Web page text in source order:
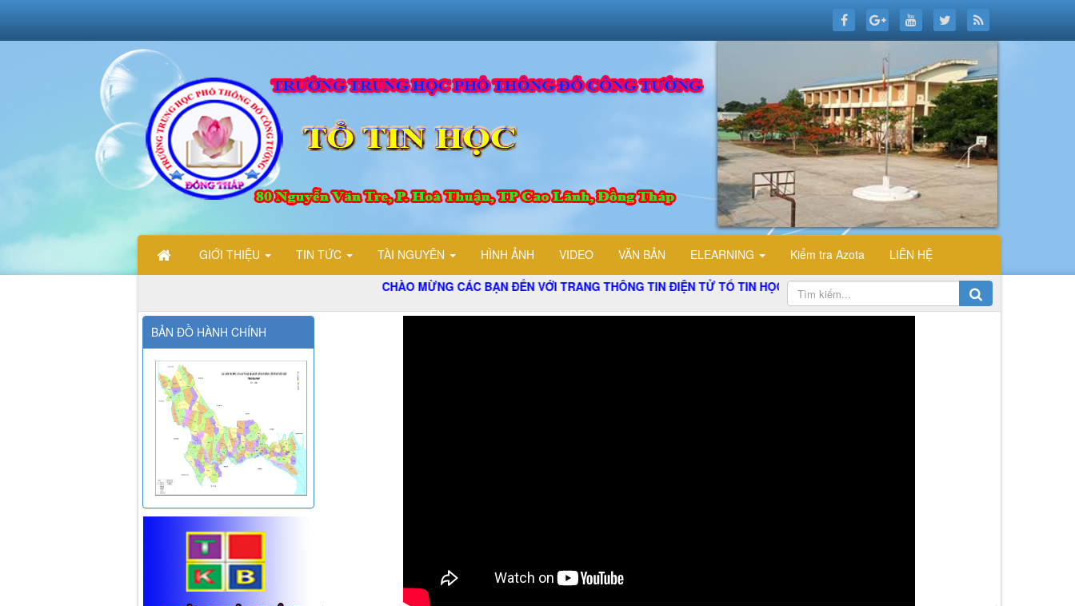
GIỚI THIỆU TIN TỨC TÀI NGUYÊN HÌNH ẢNH VIDEO VĂN BẢN ELEARNING Kiểm tra Azota
LIÊN HỆ
CHÀO MỪNG CÁC BẠN ĐẾN VỚI TRANG THÔNG TIN ĐIỆN TỬ TỔ TIN HỌC TRƯỜNG THPT ĐỖ CÔNG TƯỜNG
BẢN ĐỒ HÀNH CHÍNH